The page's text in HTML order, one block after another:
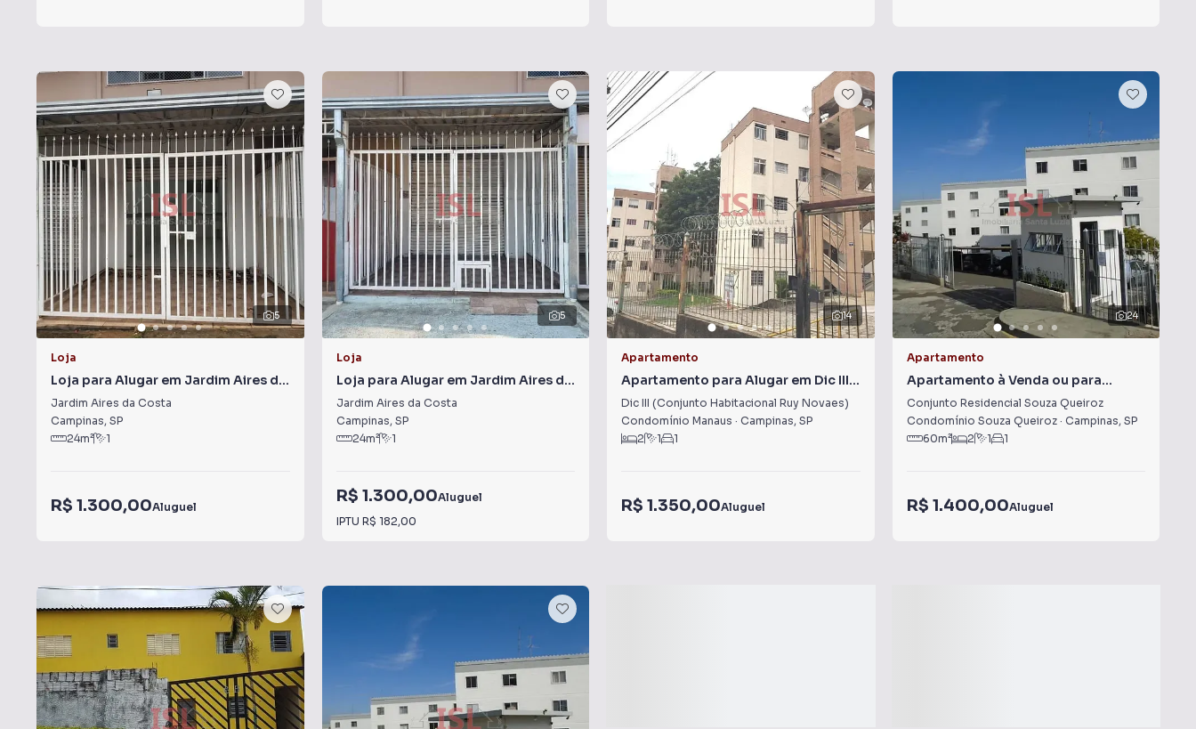
5
Loja
Loja para Alugar em Jardim Aires da
Costa
Jardim Aires da Costa
Campinas, SP
24m² 1
R$ 1.300,00Aluguel
5
Loja
Loja para Alugar em Jardim Aires da
Costa
Jardim Aires da Costa
Campinas, SP
24m² 1
R$ 1.300,00Aluguel
IPTU R$ 182,00
14
Apartamento
Apartamento para Alugar em Dic III
(Conjunto Habitacional Ruy Novaes)
Dic III (Conjunto Habitacional Ruy Novaes)
Condomínio Manaus · Campinas, SP
2
1 1
R$ 1.350,00Aluguel
24
Apartamento
Apartamento à Venda ou para
Alugar em Conjunto Residencial
Souza Queiroz
Conjunto Residencial Souza Queiroz
Condomínio Souza Queiroz· Campinas, SP
60m² 2 1 1
R$ 1.400,00Aluguel